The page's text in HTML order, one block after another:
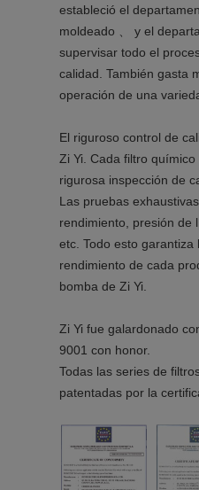
estableció el
moldeado 、 y el
supervisar todo el
calidad. También gasta
operación de una
El riguroso control de
Zi Yi. Cada filtro
rigurosa inspección de
Las pruebas
rendimiento, presión de
etc. Todo esto
rendimiento de cada
bomba de Zi Yi.
Zi Yi fue galardonado
9001 con honor.
Todas las series de
patentadas por la